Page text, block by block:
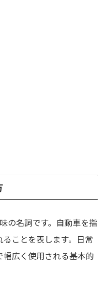
の名詞です。自動車を指
ことを表します。日常
広く使用される基本的